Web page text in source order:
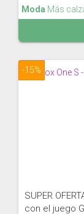
Moda Más
-15%
SUPER
con el juego